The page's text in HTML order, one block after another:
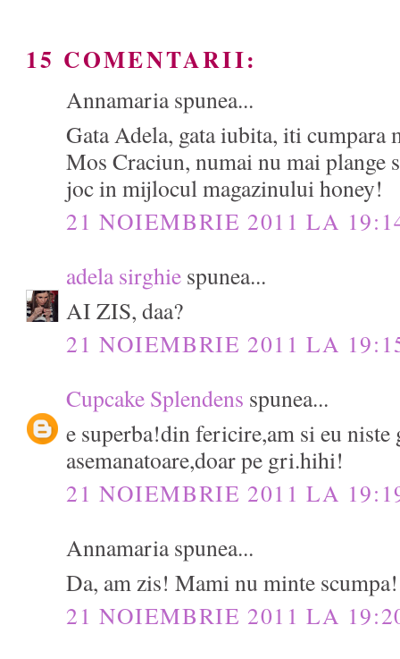
15 COMENTARII:
Annamaria spunea...
Gata Adela, gata iubita, iti cumpara
Mos Craciun, numai nu mai plange
joc in mijlocul magazinului honey!
21 NOIEMBRIE 2011 LA
adela sirghie spunea...
AI ZIS, daa?
21 NOIEMBRIE 2011 LA
Cupcake Splendens spunea...
e superba!din fericire,am si eu niste
asemanatoare,doar pe gri.hihi!
21 NOIEMBRIE 2011 LA
Annamaria spunea...
Da, am zis! Mami nu minte scumpa!
21 NOIEMBRIE 2011 LA